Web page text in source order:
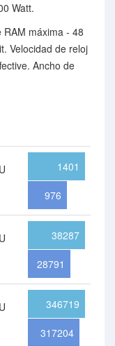
Watt.
máxima - 48
Velocidad de reloj
Ancho de
1401
976
38287
28791
346719
317204